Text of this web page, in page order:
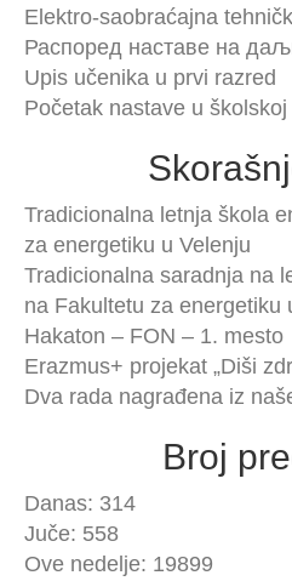
Elektro-saobraćajna
Распоред наставе на
Upis učenika u prvi razred
Početak nastave u
Tradicionalna letnja škola
za energetiku u Velenju
Tradicionalna saradnja na
na Fakultetu za energetiku
Hakaton – FON – 1. mesto
Erazmus+ projekat „Diši
Dva rada nagrađena iz
Broj
Danas: 314
Juče: 558
Ove nedelje: 19899